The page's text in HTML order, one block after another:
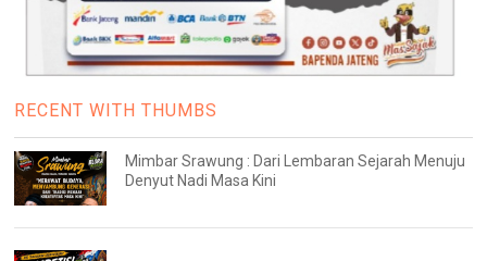
RECENT WITH THUMBS
Mimbar Srawung : Dari Lembaran Sejarah Menuju
Denyut Nadi Masa Kini